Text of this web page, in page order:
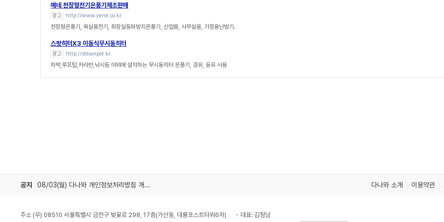
예네 천장형전기온풍기제조판매
광고 http://www.yene.co.kr
천장형온풍기, 욕실용전기, 화장실동파방지온풍기, 산업용, 사무실용, 가정용난방기.
스팟히터X3 이동식무시동히터
광고 http://steampot.kr
차박,루프탑,카라반,낚시등 야외에 설치하는 무시동히터 온풍기, 경유, 등유 사용
공지 08/03(월) 다나와 개인정보처리방침 개정 안내 다나와 소개 이용약관
주소 (우) 08510 서울특별시 금천구 벚꽃로 298, 17층(가산동, 대륭포스트타워6차) 대표: 김정남